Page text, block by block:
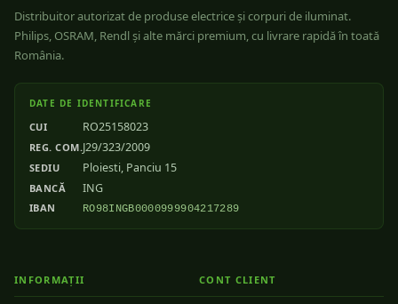
Distribuitor autorizat de produse electrice și corpuri de iluminat.
Philips, OSRAM, Rendl și alte mărci premium, cu livrare rapidă în toată
România.
DATE DE IDENTIFICARE
CUI RO25158023
REG. COM.J29/323/2009
SEDIU Ploiesti, Panciu 15
BANCĂ ING
IBAN RO98INGB0000999904217289
INFORMAȚII CONT CLIENT